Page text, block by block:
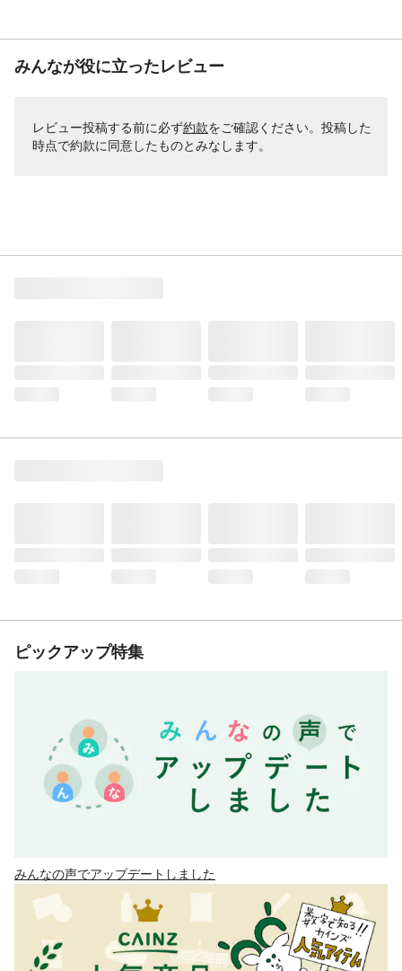
みんなが役に立ったレビュー
レビュー投稿する前に必ず約款をご確認ください。投稿した
時点で約款に同意したものとみなします。
ピックアップ特集
みんなの声でアップデートしました